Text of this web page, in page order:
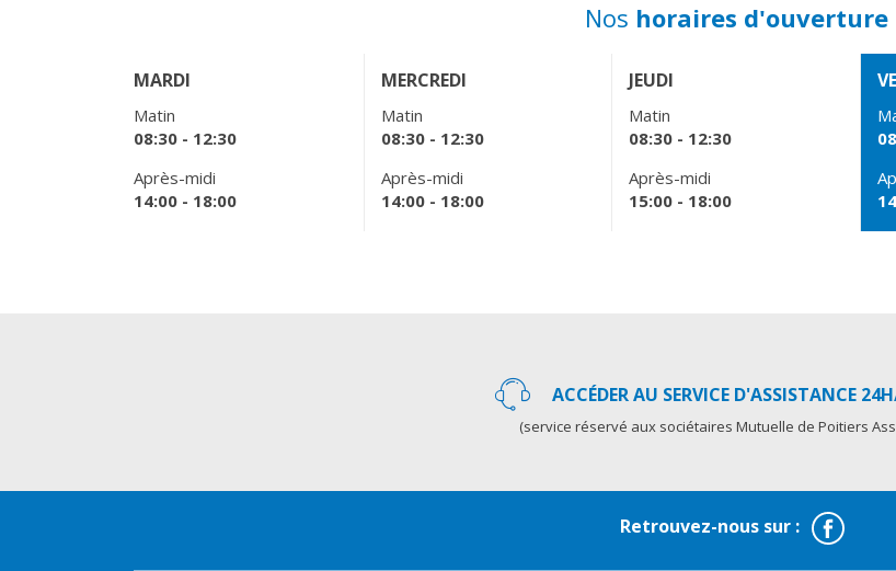
Nos horaires d'ouverture
MARDI
Matin
08:30 - 12:30
Après-midi
14:00 - 18:00
MERCREDI
Matin
08:30 - 12:30
Après-midi
14:00 - 18:00
JEUDI
Matin
08:30 - 12:30
Après-midi
15:00 - 18:00
ACCÉDER AU SERVICE D'ASSISTANCE
(service réservé aux sociétaires Mutuelle de Poitiers
Retrouvez-nous sur :